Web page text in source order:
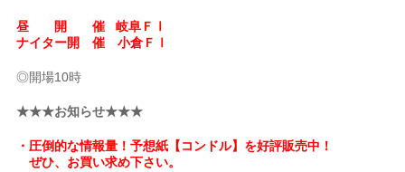
昼 開 催 岐阜ＦⅠ
ナイター開 催 小倉ＦⅠ
◎開場10時
★★★お知らせ★★★
・圧倒的な情報量！予想紙【コンドル】を好評販売中！
ぜひ、お買い求め下さい。